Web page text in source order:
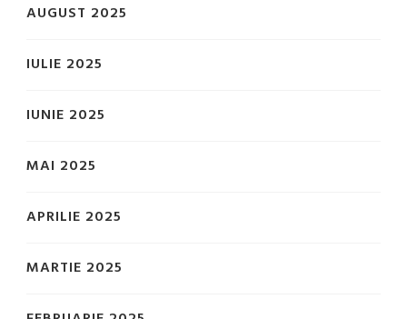
AUGUST 2025
IULIE 2025
IUNIE 2025
MAI 2025
APRILIE 2025
MARTIE 2025